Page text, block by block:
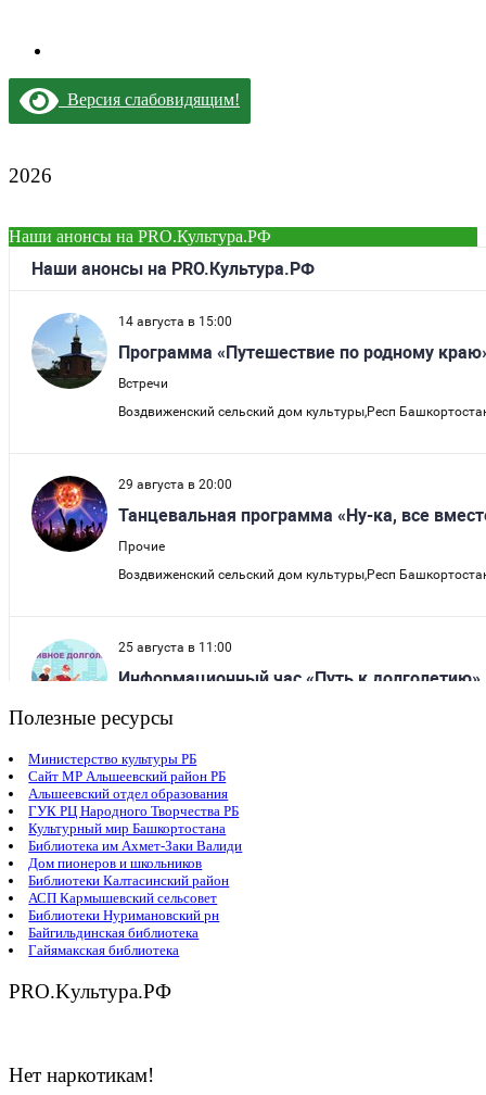
Версия слабовидящим!
2026
Наши анонсы на PRO.Культура.РФ
Полезные ресурсы
Министерство культуры РБ
Сайт МР Альшеевский район РБ
Альшеевский отдел образования
ГУК РЦ Народного Творчества РБ
Культурный мир Башкортостана
Библиотека им Ахмет-Заки Валиди
Дом пионеров и школьников
Библиотеки Калтасинский район
АСП Кармышевский сельсовет
Библиотеки Нуримановский рн
Байгильдинская библиотека
Гайямакская библиотека
PRO.Kультура.РФ
Нет наркотикам!